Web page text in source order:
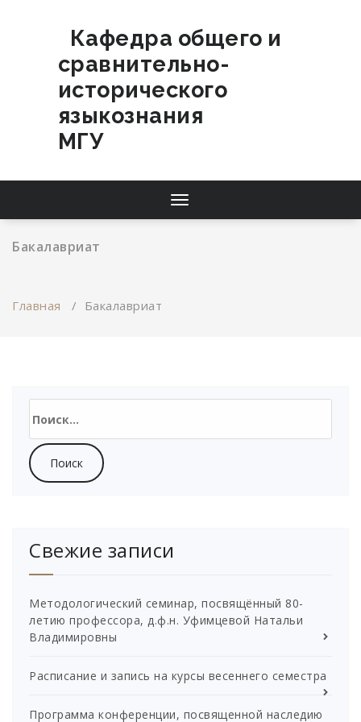
содержимомуКафедра общего и
сравнительно-
исторического
языкознания
МГУ
Переключатель
навигации
Бакалавриат
Главная / Бакалавриат
Свежие записи
Методологический семинар, посвящённый 80-
летию профессора, д.ф.н. Уфимцевой Натальи
Владимировны
Расписание и запись на курсы весеннего семестра
Программа конференции, посвященной наследию